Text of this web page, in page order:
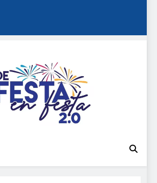
De festa en festa 2.0